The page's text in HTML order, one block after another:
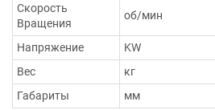
Скорость
Вращения
об/мин
Напряжение KW
Вес
кг
Габариты
мм